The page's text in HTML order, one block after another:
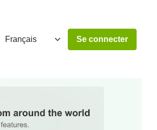
Se connecter